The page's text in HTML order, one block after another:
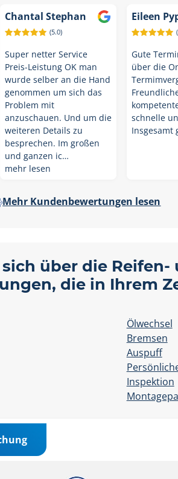
Chantal Stephan
(5.0)
Super netter Service
Preis-Leistung OK man
wurde selber an die Hand
genommen um sich das
Problem mit
anzuschauen. Und um die
weiteren Details zu
besprechen. Im großen
und ganzen ic…
mehr lesen
Eileen
Gute
über die
schnelle
Insgesamt
Mehr Kundenbewertungen lesen
über die Reifen-
die in Ihrem
Ölwechsel
Bremsen
Auspuff
Inspektion